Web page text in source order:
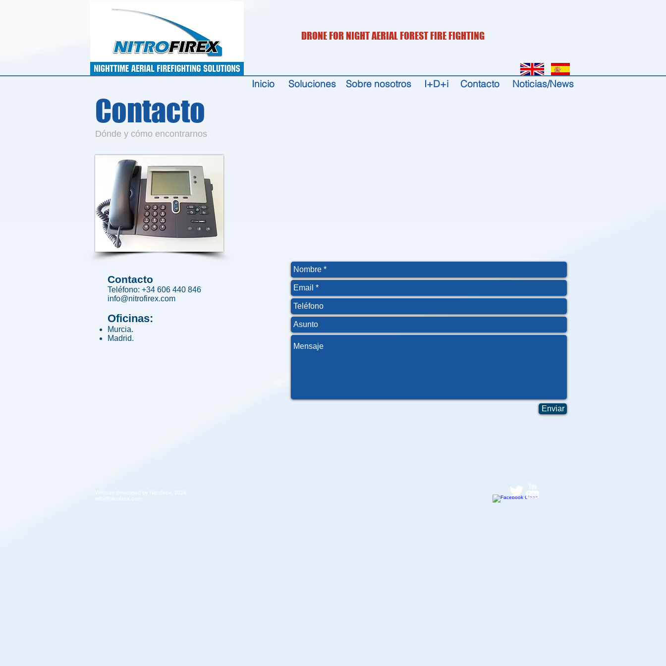
DRONE FOR NIGHT AERIAL FOREST FIRE FIGHTING
Inicio Soluciones Sobre nosotros I+D+i Contacto Noticias/News
Contacto
Dónde y cómo encontrarnos
Contacto
Teléfono: +34 606 440 846
info@nitrofirex.com
Oficinas:
Murcia.
Madrid.
Enviar
Website developed by Nitrofirex, 2016
info@nitrofirex.com